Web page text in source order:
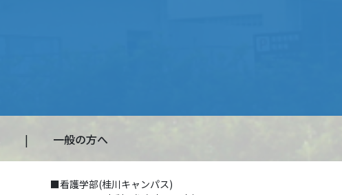
一般の方へ
■看護学部(桂川キャンパス)